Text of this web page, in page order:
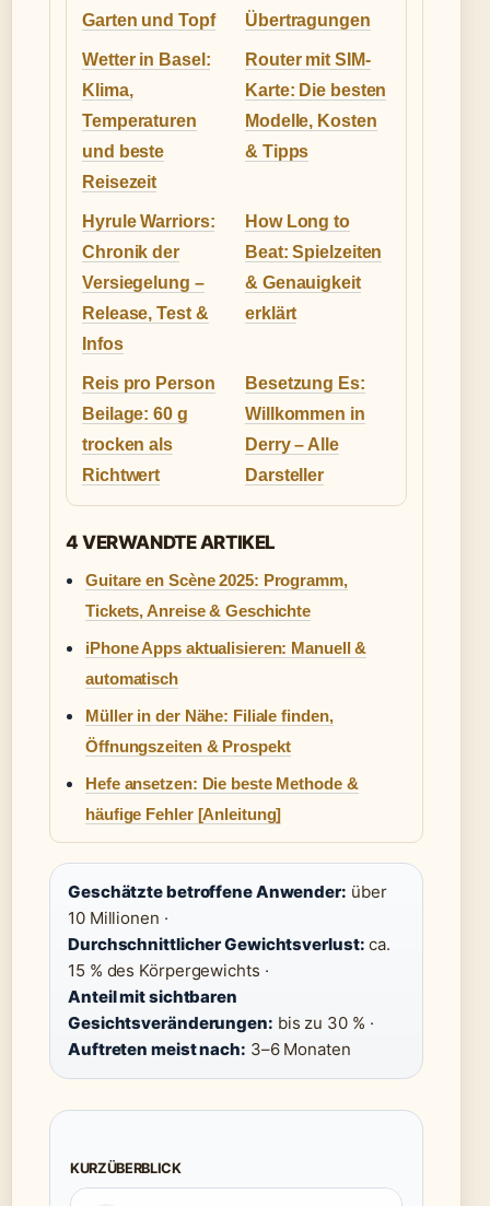
Garten und Topf
Übertragungen
Wetter in Basel:
Klima,
Temperaturen
und beste
Reisezeit
Router mit SIM-
Karte: Die besten
Modelle, Kosten
& Tipps
Hyrule Warriors:
Chronik der
Versiegelung –
Release, Test &
Infos
How Long to
Beat: Spielzeiten
& Genauigkeit
erklärt
Reis pro Person
Beilage: 60 g
trocken als
Richtwert
Besetzung Es:
Willkommen in
Derry – Alle
Darsteller
4 VERWANDTE ARTIKEL
Guitare en Scène 2025: Programm,
Tickets, Anreise & Geschichte
iPhone Apps aktualisieren: Manuell &
automatisch
Müller in der Nähe: Filiale finden,
Öffnungszeiten & Prospekt
Hefe ansetzen: Die beste Methode &
häufige Fehler [Anleitung]
Geschätzte betroffene Anwender: über
10 Millionen ·
Durchschnittlicher Gewichtsverlust: ca.
15 % des Körpergewichts ·
Anteil mit sichtbaren
Gesichtsveränderungen: bis zu 30 % ·
Auftreten meist nach: 3–6 Monaten
KURZÜBERBLICK